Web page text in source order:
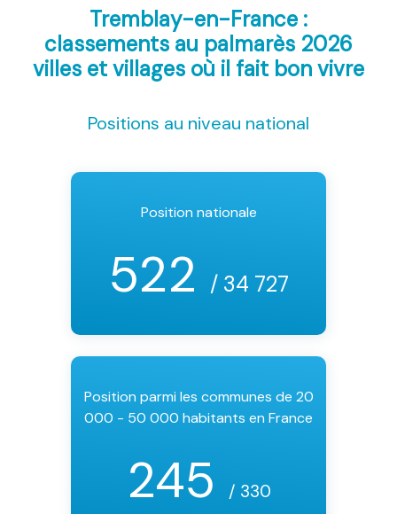
Tremblay-en-France :
classements au palmarès 2026
villes et villages où il fait bon vivre
Positions au niveau national
Position nationale
522 / 34 727
Position parmi les communes de 20
000 - 50 000 habitants en France
245 / 330